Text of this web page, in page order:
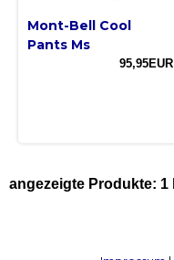
Mont-Bell Cool
Pants Ms
95,95EUR
angezeigte Produkte: 1